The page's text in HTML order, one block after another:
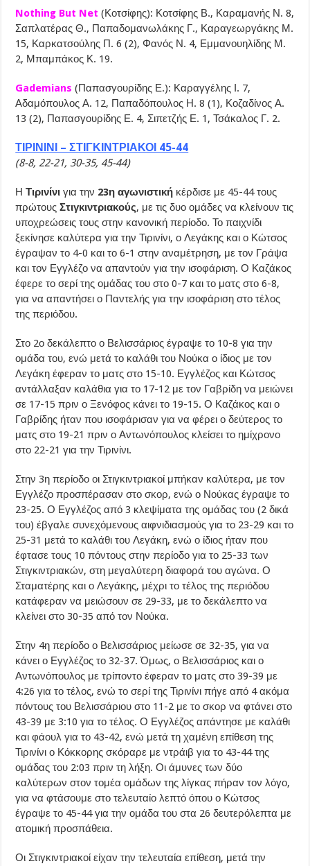
Nothing But Net (Κοτσίφης): Κοτσίφης Β., Καραμανής Ν. 8,
Σαπλατέρας Θ., Παπαδομανωλάκης Γ., Καραγεωργάκης Μ.
15, Καρκατσούλης Π. 6 (2), Φανός Ν. 4, Εμμανουηλίδης Μ.
2, Μπαμπάκος Κ. 19.
Gademians(Παπασγουρίδης Ε.): Καραγγέλης Ι. 7,
Αδαμόπουλος Α. 12, Παπαδόπουλος Η. 8 (1), Κοζαδίνος Α.
13 (2), Παπασγουρίδης Ε. 4, Σιπετζής Ε. 1, Τσάκαλος Γ. 2.
ΤΙΡΙΝΙΝΙ – ΣΤΙΓΚΙΝΤΡΙΑΚΟΙ 45-44
(8-8, 22-21, 30-35, 45-44)
ΗΤιρινίνιγια την 23η αγωνιστική κέρδισε με 45-44 τους
πρώτουςΣτιγκιντριακούς, με τις δυο ομάδες να κλείνουν τις
υποχρεώσεις τους στην κανονική περίοδο. Το παιχνίδι
ξεκίνησε καλύτερα για την Τιρινίνι, ο Λεγάκης και ο Κώτσος
έγραψαν το 4-0 και το 6-1 στην αναμέτρηση, με τον Γράψα
και τον Εγγλέζο να απαντούν για την ισοφάριση. Ο Καζάκος
έφερε το σερί της ομάδας του στο 0-7 και το ματς στο 6-8,
για να απαντήσει ο Παντελής για την ισοφάριση στο τέλος
της περιόδου.
Στο 2ο δεκάλεπτο ο Βελισσάριος έγραψε το 10-8 για την
ομάδα του, ενώ μετά το καλάθι του Νούκα ο ίδιος με τον
Λεγάκη έφεραν το ματς στο 15-10. Εγγλέζος και Κώτσος
αντάλλαξαν καλάθια για το 17-12 με τον Γαβρίδη να μειώνει
σε 17-15 πριν ο Ξενόφος κάνει το 19-15. Ο Καζάκος και ο
Γαβρίδης ήταν που ισοφάρισαν για να φέρει ο δεύτερος το
ματς στο 19-21 πριν ο Αντωνόπουλος κλείσει το ημίχρονο
στο 22-21 για την Τιρινίνι.
Στην 3η περίοδο οι Στιγκιντριακοί μπήκαν καλύτερα, με τον
Εγγλέζο προσπέρασαν στο σκορ, ενώ ο Νούκας έγραψε το
23-25. Ο Εγγλέζος από 3 κλεψίματα της ομάδας του (2 δικά
του) έβγαλε συνεχόμενους αιφνιδιασμούς για το 23-29 και το
25-31 μετά το καλάθι του Λεγάκη, ενώ ο ίδιος ήταν που
έφτασε τους 10 πόντους στην περίοδο για το 25-33 των
Στιγκιντριακών, στη μεγαλύτερη διαφορά του αγώνα. Ο
Σταματέρης και ο Λεγάκης, μέχρι το τέλος της περιόδου
κατάφεραν να μειώσουν σε 29-33, με το δεκάλεπτο να
κλείνει στο 30-35 από τον Νούκα.
Στην 4η περίοδο ο Βελισσάριος μείωσε σε 32-35, για να
κάνει ο Εγγλέζος το 32-37. Όμως, ο Βελισσάριος και ο
Αντωνόπουλος με τρίποντο έφεραν το ματς στο 39-39 με
4:26 για το τέλος, ενώ το σερί της Τιρινίνι πήγε από 4 ακόμα
πόντους του Βελισσάριου στο 11-2 με το σκορ να φτάνει στο
43-39 με 3:10 για το τέλος. Ο Εγγλέζος απάντησε με καλάθι
και φάουλ για το 43-42, ενώ μετά τη χαμένη επίθεση της
Τιρινίνι ο Κόκκορης σκόραρε με ντράιβ για το 43-44 της
ομάδας του 2:03 πριν τη λήξη. Οι άμυνες των δύο
καλύτερων στον τομέα ομάδων της λίγκας πήραν τον λόγο,
για να φτάσουμε στο τελευταίο λεπτό όπου ο Κώτσος
έγραψε το 45-44 για την ομάδα του στα 26 δευτερόλεπτα με
ατομική προσπάθεια.
Οι Στιγκιντριακοί είχαν την τελευταία επίθεση, μετά την